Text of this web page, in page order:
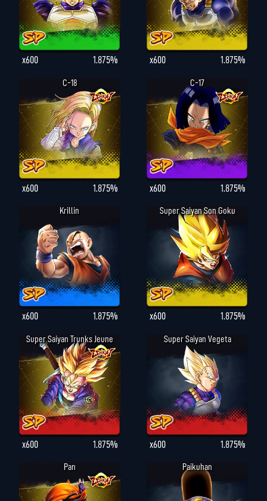
x600 1.875% x600 1.875%
C-18
x600 1.875%
C-17
x600 1.875%
Krillin
x600 1.875%
Super Saiyan Son Goku
x600 1.875%
Super Saiyan Trunks Jeune
x600 1.875%
Super Saiyan Vegeta
x600 1.875%
Pan Paikuhan